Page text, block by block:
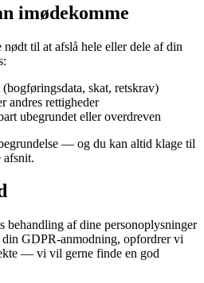
imødekomme
til at afslå hele eller dele af din
skat, retskrav)
andres rettigheder
ubegrundet eller overdreven
— og du kan altid klage til
afsnit.
behandling af dine personoplysninger
GDPR-anmodning, opfordrer vi
— vi vil gerne finde en god